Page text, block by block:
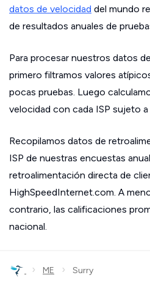
datos de velocidad del mundo
de resultados anuales de
Para procesar nuestros datos
primero filtramos valores
pocas pruebas. Luego
velocidad con cada ISP sujeto
Recopilamos datos de
ISP de nuestras encuestas
retroalimentación directa de
HighSpeedInternet.com. A
contrario, las calificaciones
nacional.
› ME › Surry